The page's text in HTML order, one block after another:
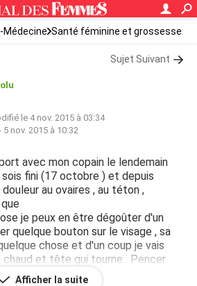
Médecine Santé féminine et grossesse
Sujet Suivant
le 4 nov. 2015 à 03:34
5 nov. 2015 à 10:32
avec mon copain le lendemain
fini (17 octobre ) et depuis
au ovaires , au téton ,
je peux en être dégoûter d'un
quelque bouton sur le visage , sa
chose et d'un coup je vais
chaud et tête qui tourne . Pencer
que je sois enceinte ? Merci de vos
Afficher la suite